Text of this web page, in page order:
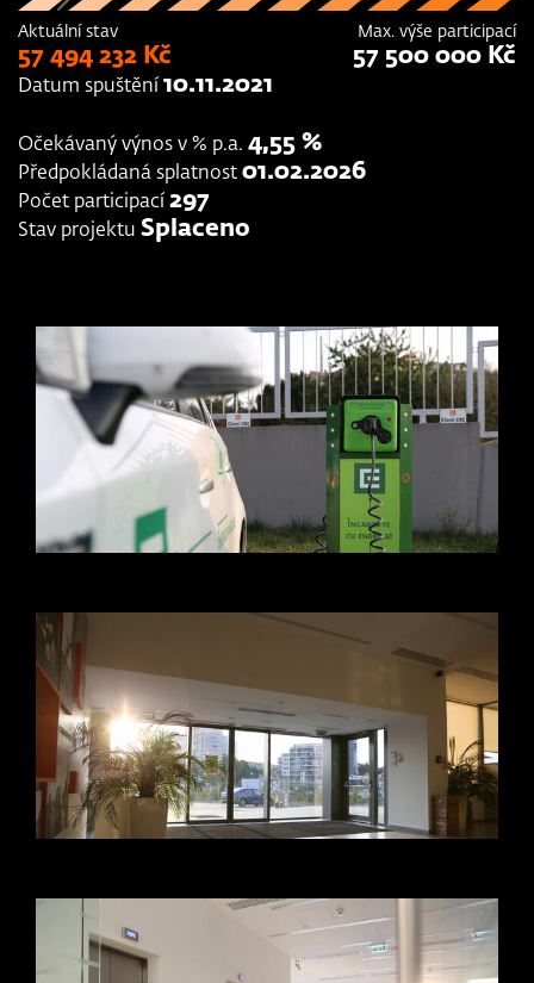
Aktuální stav
57 494 232 Kč
Max. výše participací
57 500 000 Kč
Datum spuštění 10.11.2021
Očekávaný výnos v % p.a. 4,55 %
Předpokládaná splatnost 01.02.2026
Počet participací 297
Stav projektu Splaceno